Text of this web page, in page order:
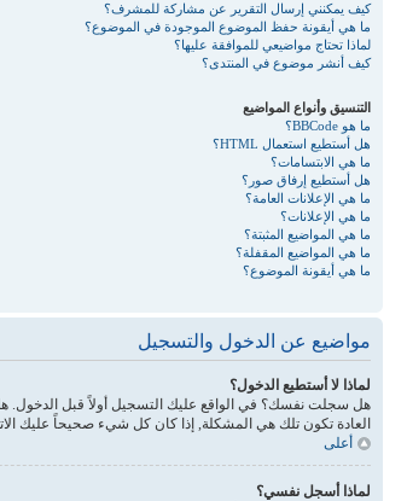
كيف يمكنني إرسال التقرير عن مشاركة للمشرف؟
ما هي أيقونة حفظ الموضوع الموجودة في الموضوع؟
لماذا تحتاج مواضيعي للموافقة عليها؟
كيف أنشر موضوع في المنتدى؟
التنسيق وأنواع المواضيع
ما هو BBCode؟
هل أستطيع استعمال HTML؟
ما هي الابتسامات؟
هل أستطيع إرفاق صور؟
ما هي الإعلانات العامة؟
ما هي الإعلانات؟
ما هي المواضيع المثبتة؟
ما هي المواضيع المقفلة؟
ما هي أيقونة الموضوع؟
مواضيع عن الدخول والتسجيل
لماذا لا أستطيع الدخول؟
هل سجلت نفسك؟ في الواقع عليك التسجيل أولاً قبل
العادة تكون تلك هي المشكلة, إذا كان كل شيء صحيحاً عليك
أعلى
لماذا أسجل نفسي؟